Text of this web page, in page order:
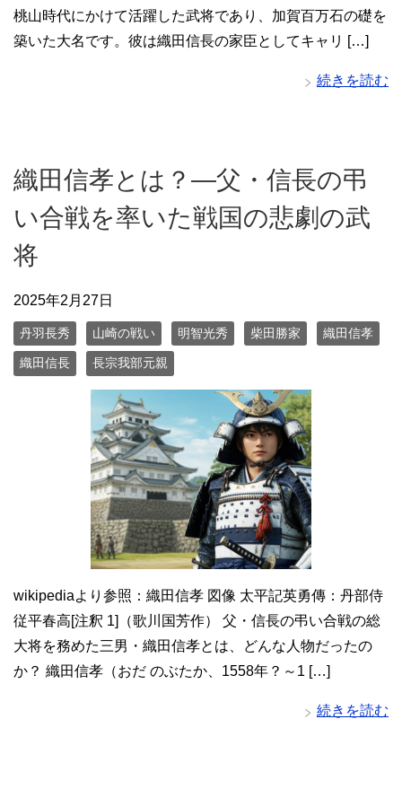
桃山時代にかけて活躍した武将であり、加賀百万石の礎を
築いた大名です。彼は織田信長の家臣としてキャリ […]
続きを読む
織田信孝とは？—父・信長の弔
い合戦を率いた戦国の悲劇の武
将
2025年2月27日
丹羽長秀 山崎の戦い 明智光秀 柴田勝家 織田信孝
織田信長 長宗我部元親
wikipediaより参照：織田信孝 図像 太平記英勇傳：丹部侍
従平春高[注釈 1]（歌川国芳作） 父・信長の弔い合戦の総
大将を務めた三男・織田信孝とは、どんな人物だったの
か？ 織田信孝（おだ のぶたか、1558年？～1 […]
続きを読む